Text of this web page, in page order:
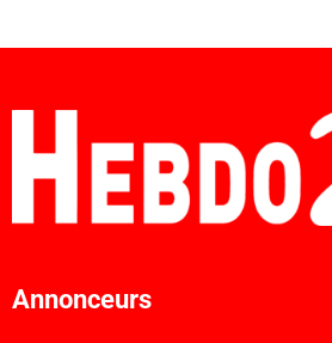
Annonceurs